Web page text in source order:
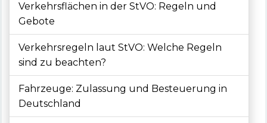
Verkehrsflächen in der StVO: Regeln und
Gebote
Verkehrsregeln laut StVO: Welche Regeln
sind zu beachten?
Fahrzeuge: Zulassung und Besteuerung in
Deutschland